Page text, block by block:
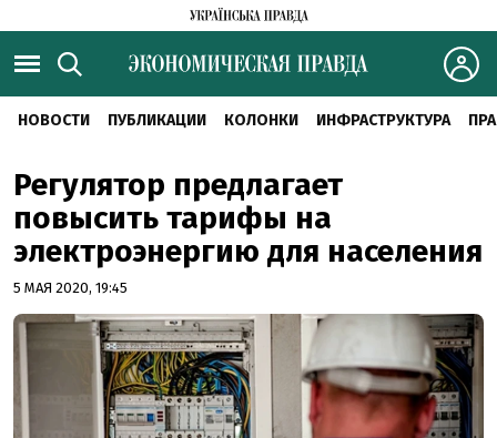
НОВОСТИ ПУБЛИКАЦИИ КОЛОНКИ ИНФРАСТРУКТУРА
Регулятор предлагает
повысить тарифы на
электроэнергию для населения
5 МАЯ 2020, 19:45